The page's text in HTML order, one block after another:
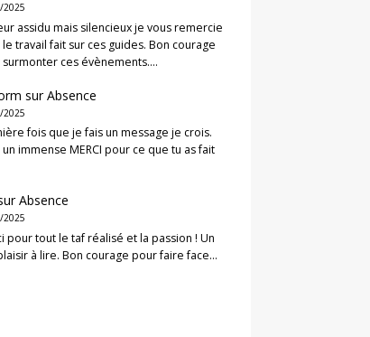
2025
assidu mais silencieux je vous remercie
travail fait sur ces guides. Bon courage
ces évènements.…
surAbsence
2025
fois que je fais un message je crois.
un immense MERCI pour ce que tu as fait
Absence
2025
pour tout le taf réalisé et la passion ! Un
à lire. Bon courage pour faire face…